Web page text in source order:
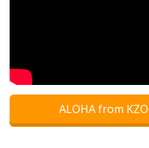
ALOHA from